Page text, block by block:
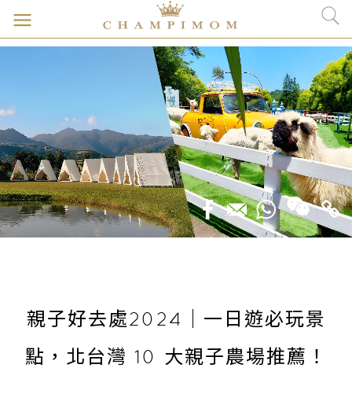
親子好去處2024｜一日遊必玩景
點，北台灣 10 大親子農場推薦！